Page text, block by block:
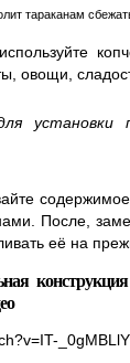
тараканам
овощи,
установки
После,
её на
_0gMBLlY